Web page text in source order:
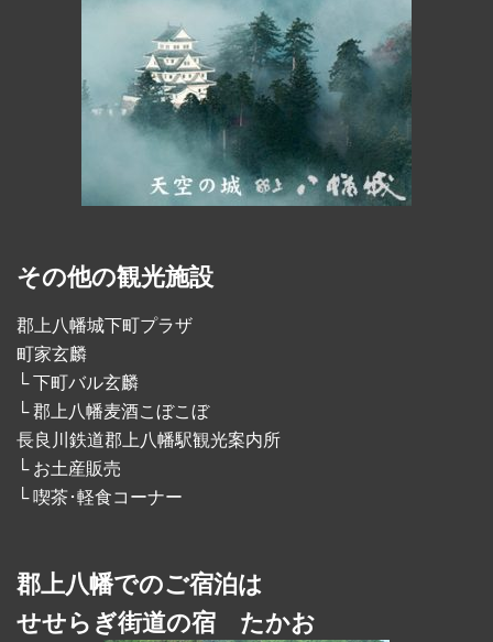
その他の観光施設
郡上八幡城下町プラザ
町家玄麟
└ 下町バル玄麟
└ 郡上八幡麦酒こぼこぼ
長良川鉄道郡上八幡駅観光案内所
└ お土産販売
└ 喫茶･軽食コーナー
郡上八幡でのご宿泊は
せせらぎ街道の宿 たかお